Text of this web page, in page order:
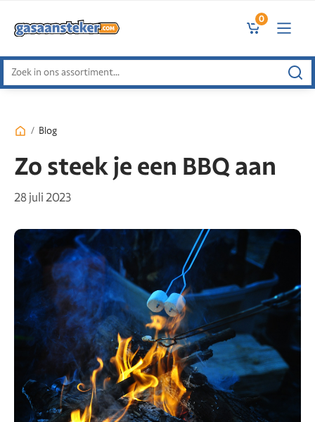
0
Zoeken
naar:
/ Blog
Zo steek je een BBQ aan
28 juli 2023